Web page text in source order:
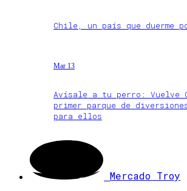
Chile, un país que duerme
Mar 13
Avísale a tu perro: Vuelve
primer parque de diversiones
para ellos
Mercado Troy